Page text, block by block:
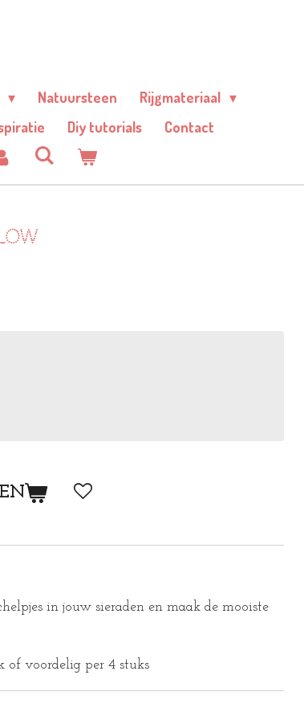
Natuursteen
Rijgmateriaal
Diy tutorials
Contact
in jouw sieraden en maak de mooiste
of voordelig per 4 stuks